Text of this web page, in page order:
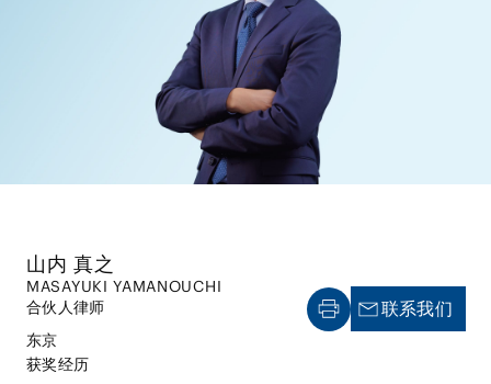
山内 真之
MASAYUKI YAMANOUCHI
合伙人律师
东京
获奖经历
联系我们